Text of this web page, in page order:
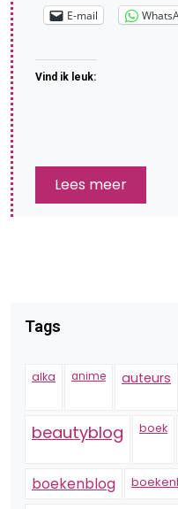
E-mail
Vind ik leuk:
Lees meer
Tags
alka anime auteurs
beautyblog boek
boekenblog